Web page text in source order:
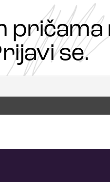
pričama
se.